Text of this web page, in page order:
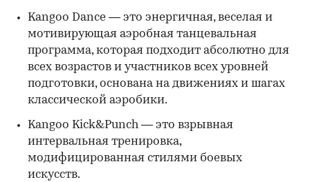
Kangoo Dance — это энергичная, веселая и
мотивирующая аэробная танцевальная
программа, которая подходит абсолютно для
всех возрастов и участников всех уровней
подготовки, основана на движениях и шагах
классической аэробики.
Kangoo Kick&Punch — это взрывная
интервальная тренировка,
модифицированная стилями боевых
искусств.